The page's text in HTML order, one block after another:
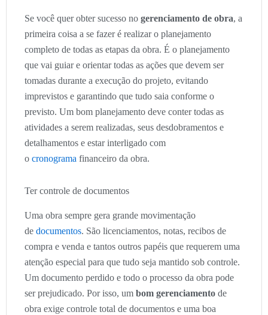
Se você quer obter sucesso no gerenciamento de obra, a
primeira coisa a se fazer é realizar o planejamento
completo de todas as etapas da obra. É o planejamento
que vai guiar e orientar todas as ações que devem ser
tomadas durante a execução do projeto, evitando
imprevistos e garantindo que tudo saia conforme o
previsto. Um bom planejamento deve conter todas as
atividades a serem realizadas, seus desdobramentos e
detalhamentos e estar interligado com
o cronograma financeiro da obra.
Ter controle de documentos
Uma obra sempre gera grande movimentação
de documentos. São licenciamentos, notas, recibos de
compra e venda e tantos outros papéis que requerem uma
atenção especial para que tudo seja mantido sob controle.
Um documento perdido e todo o processo da obra pode
ser prejudicado. Por isso, um bom gerenciamento de
obra exige controle total de documentos e uma boa